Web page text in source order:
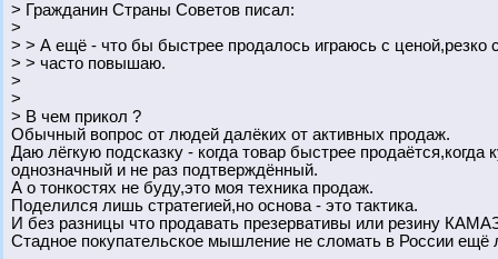
> Гражданин Страны Советов писал:
>
> > А ещё - что бы быстрее продалось играюсь с ценой,резко
> > часто повышаю.
>
>
> В чем прикол ?
Обычный вопрос от людей далёких от активных продаж.
Даю лёгкую подсказку - когда товар быстрее
однозначный и не раз подтверждённый.
А о тонкостях не буду,это моя техника продаж.
Поделился лишь стратегией,но основа - это тактика.
И без разницы что продавать презервативы или резину
Стадное покупательское мышление не сломать в России ещё